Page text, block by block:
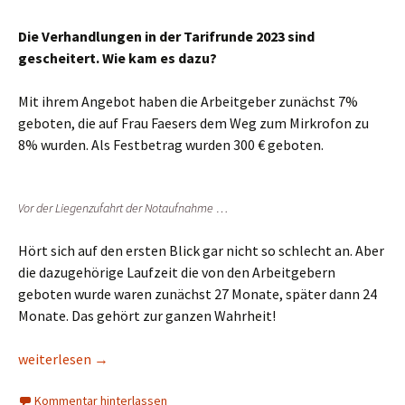
Die Verhandlungen in der Tarifrunde 2023 sind
gescheitert. Wie kam es dazu?
Mit ihrem Angebot haben die Arbeitgeber zunächst 7%
geboten, die auf Frau Faesers dem Weg zum Mirkrofon zu
8% wurden. Als Festbetrag wurden 300 € geboten.
Vor der Liegenzufahrt der Notaufnahme …
Hört sich auf den ersten Blick gar nicht so schlecht an. Aber
die dazugehörige Laufzeit die von den Arbeitgebern
geboten wurde waren zunächst 27 Monate, später dann 24
Monate. Das gehört zur ganzen Wahrheit!
Verhandlungen in der Tarifrunde 2023 gescheitert
weiterlesen →
Kommentar hinterlassen